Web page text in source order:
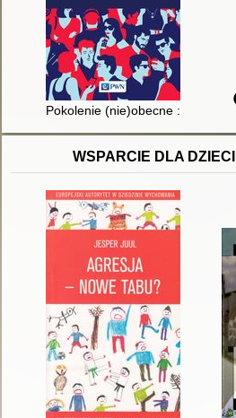
Pokolenie (nie)obecne :
WSPARCIE DLA